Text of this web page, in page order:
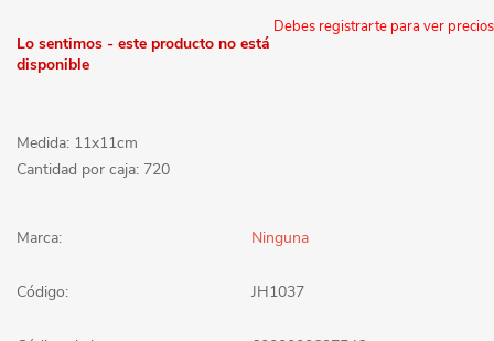
Debes registrarte para ver precios
Lo sentimos - este producto no está
disponible
Medida: 11x11cm
Cantidad por caja: 720
Marca: Ninguna
Código: JH1037